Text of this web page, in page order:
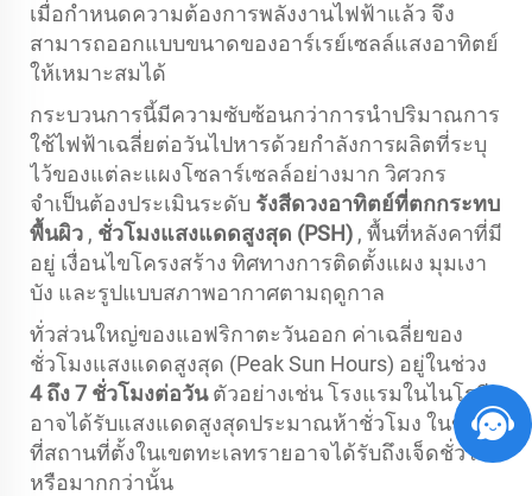
เมื่อกำหนดความต้องการพลังงานไฟฟ้าแล้ว จึง
สามารถออกแบบขนาดของอาร์เรย์เซลล์แสงอาทิตย์
ให้เหมาะสมได้
กระบวนการนี้มีความซับซ้อนกว่าการนำปริมาณการ
ใช้ไฟฟ้าเฉลี่ยต่อวันไปหารด้วยกำลังการผลิตที่ระบุ
ไว้ของแต่ละแผงโซลาร์เซลล์อย่างมาก วิศวกร
จำเป็นต้องประเมินระดับ รังสีดวงอาทิตย์ที่ตกกระทบ
พื้นผิว , ชั่วโมงแสงแดดสูงสุด (PSH) , พื้นที่หลังคาที่มี
อยู่ เงื่อนไขโครงสร้าง ทิศทางการติดตั้งแผง มุมเงา
บัง และรูปแบบสภาพอากาศตามฤดูกาล
ทั่วส่วนใหญ่ของแอฟริกาตะวันออก ค่าเฉลี่ยของ
ชั่วโมงแสงแดดสูงสุด (Peak Sun Hours) อยู่ในช่วง
4 ถึง 7 ชั่วโมงต่อวันตัวอย่างเช่น โรงแรมในไนโรบี
อาจได้รับแสงแดดสูงสุดประมาณห้าชั่วโมง ในขณะ
ที่สถานที่ตั้งในเขตทะเลทรายอาจได้รับถึงเจ็ดชั่วโมง
หรือมากกว่านั้น